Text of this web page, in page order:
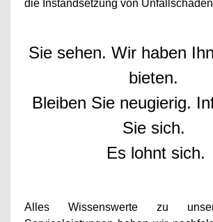
die Instandsetzung von
Sie sehen. Wir haben
bieten.
Bleiben Sie neugierig.
Sie sich.
Es lohnt sich.
Alles Wissenswerte zu